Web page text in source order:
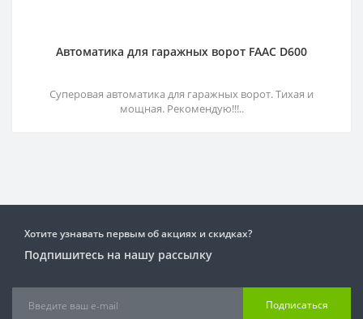
Автоматика для гаражных ворот FAAC D600
Суперовая автоматика для гаражных ворот. Тихая и
мощная. Рекомендую!!!..
Хотите узнавать первым об акциях и скидках?
Подпишитесь на нашу рассылку
Подписаться